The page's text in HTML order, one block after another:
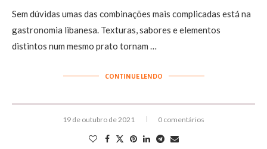
Sem dúvidas umas das combinações mais complicadas está na
gastronomia libanesa. Texturas, sabores e elementos
distintos num mesmo prato tornam …
CONTINUE LENDO
19 de outubro de 2021 0 comentários